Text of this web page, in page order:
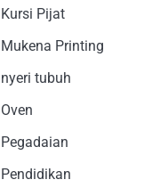
Kursi Pijat
Mukena Printing
nyeri tubuh
Oven
Pegadaian
Pendidikan